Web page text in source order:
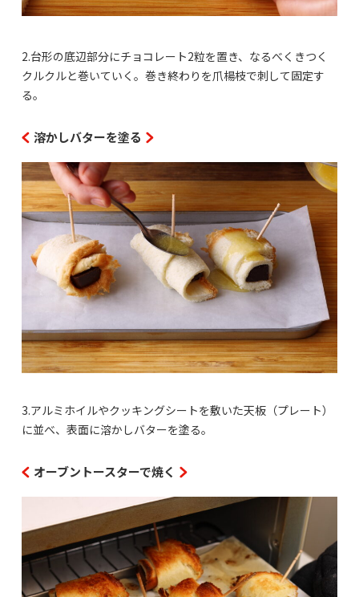
2.台形の底辺部分にチョコレート2粒を置き、なるべくきつく
クルクルと巻いていく。巻き終わりを爪楊枝で刺して固定す
る。
溶かしバターを塗る
3.アルミホイルやクッキングシートを敷いた天板（プレート）
に並べ、表面に溶かしバターを塗る。
オーブントースターで焼く